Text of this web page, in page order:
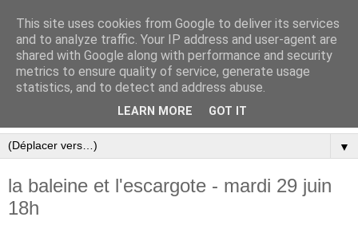
▼
la baleine et l'escargote - mardi 29 juin
18h
This site uses cookies from Google to deliver its services
and to analyze traffic. Your IP address and user-agent are
shared with Google along with performance and security
metrics to ensure quality of service, generate usage
statistics, and to detect and address abuse.
LEARN MORE GOT IT